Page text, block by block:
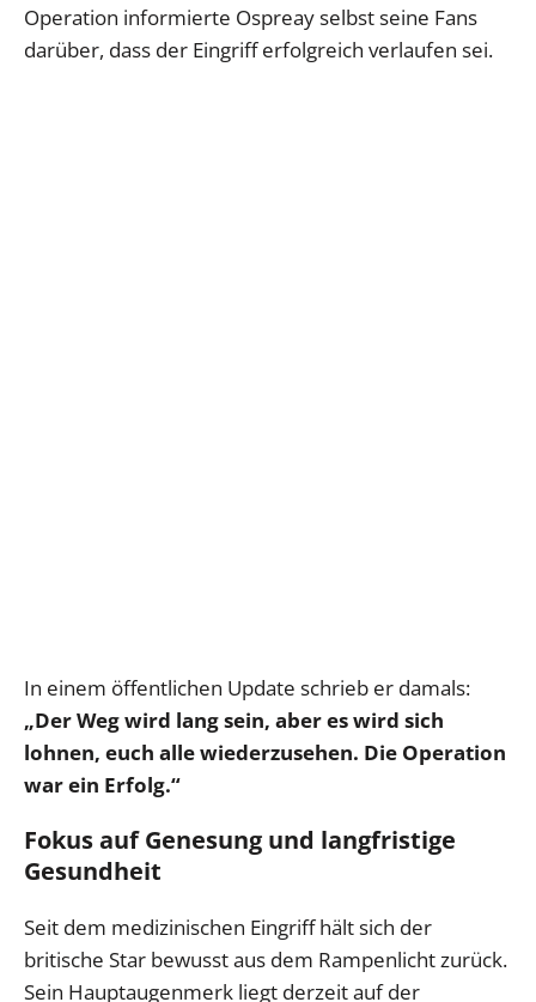
Operation informierte Ospreay selbst seine Fans
darüber, dass der Eingriff erfolgreich verlaufen sei.
In einem öffentlichen Update schrieb er damals:
„Der Weg wird lang sein, aber es wird sich
lohnen, euch alle wiederzusehen. Die Operation
war ein Erfolg.“
Fokus auf Genesung und langfristige
Gesundheit
Seit dem medizinischen Eingriff hält sich der
britische Star bewusst aus dem Rampenlicht zurück.
Sein Hauptaugenmerk liegt derzeit auf der